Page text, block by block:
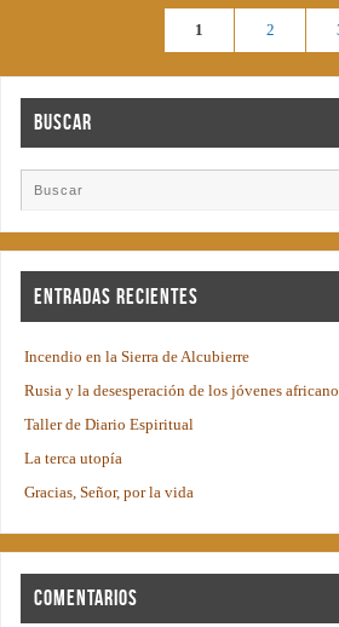
1 2
Buscar
Entradas recientes
Incendio en la Sierra de Alcubierre
Rusia y la desesperación de los jóvenes
Taller de Diario Espiritual
La terca utopía
Gracias, Señor, por la vida
Comentarios